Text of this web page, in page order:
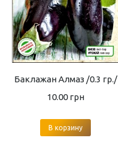
Баклажан Алмаз /0.3 гр./
10.00 грн
В корзину